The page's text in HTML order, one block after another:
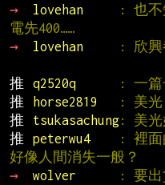
→
lovehan
: 也不
電先400……
→
lovehan
: 欣興
推
q2520q : 一篇
推
horse2819 : 美光
推
tsukasachung: 美光
推
peterwu4
: 裡面
好像人間消失一般？
→
wolver : 要出